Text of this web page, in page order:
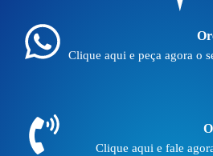
Clique aqui e peça agora o
Clique aqui e fale